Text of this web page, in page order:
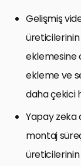
Gelişmiş
eklemesine
ekleme ve
daha çekici
Yapay zeka
montaj